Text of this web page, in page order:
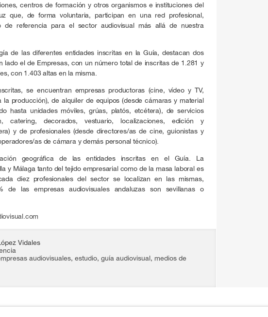
centros de formación y otros organismos e instituciones del
que, de forma voluntaria, participan en una red profesional,
de referencia para el sector audiovisual más allá de nuestra
de las diferentes entidades inscritas en la Guía, destacan dos
lado el de Empresas, con un número total de inscritas de 1.281 y
con 1.403 altas en la misma.
se encuentran empresas productoras (cine, vídeo y TV,
la producción), de alquiler de equipos (desde cámaras y material
hasta unidades móviles, grúas, platós, etcétera), de servicios
catering, decorados, vestuario, localizaciones, edición y
y de profesionales (desde directores/as de cine, guionistas y
as de cámara y demás personal técnico).
geográfica de las entidades inscritas en el Guía. La
y Málaga tanto del tejido empresarial como de la masa laboral es
diez profesionales del sector se localizan en las mismas,
de las empresas audiovisuales andaluzas son sevillanas o
Vidales
audiovisuales, estudio, guía audiovisual, medios de